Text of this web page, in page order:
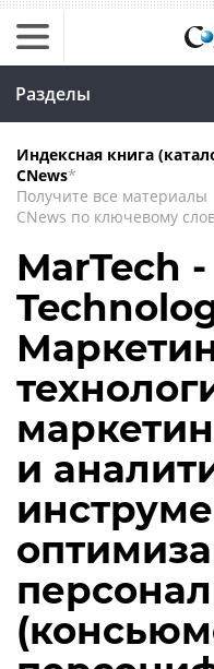
Разделы
Индексная книга
CNews*
Получите все материалы
CNews по ключевому
MarTech
и